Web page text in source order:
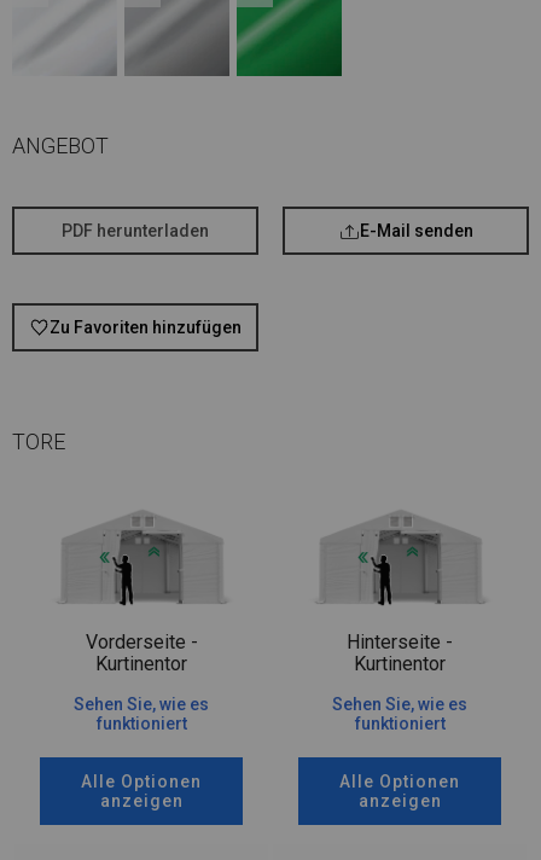
ANGEBOT
PDF herunterladen E-Mail senden
Zu Favoriten hinzufügen
TORE
Vorderseite -
Kurtinentor
Sehen Sie, wie es
funktioniert
Alle Optionen
anzeigen
Hinterseite -
Kurtinentor
Sehen Sie, wie es
funktioniert
Alle Optionen
anzeigen